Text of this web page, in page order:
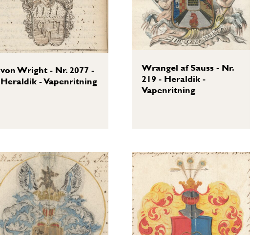
von Wright - Nr. 2077 -
Heraldik - Vapenritning
Wrangel af Sauss - Nr.
219 - Heraldik -
Vapenritning